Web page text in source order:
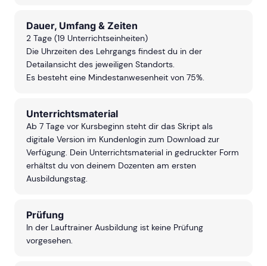
Dauer, Umfang & Zeiten
2 Tage (19 Unterrichtseinheiten)
Die Uhrzeiten des Lehrgangs findest du in der
Detailansicht des jeweiligen Standorts.
Es besteht eine Mindestanwesenheit von 75%.
Unterrichtsmaterial
Ab 7 Tage vor Kursbeginn steht dir das Skript als
digitale Version im Kundenlogin zum Download zur
Verfügung. Dein Unterrichtsmaterial in gedruckter Form
erhältst du von deinem Dozenten am ersten
Ausbildungstag.
Prüfung
In der Lauftrainer Ausbildung ist keine Prüfung
vorgesehen.